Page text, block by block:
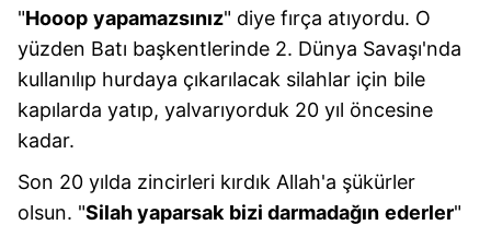
"Hooop yapamazsınız" diye fırça atıyordu. O
yüzden Batı başkentlerinde 2. Dünya Savaşı'nda
kullanılıp hurdaya çıkarılacak silahlar için bile
kapılarda yatıp, yalvarıyorduk 20 yıl öncesine
kadar.
Son 20 yılda zincirleri kırdık Allah'a şükürler
olsun. "Silah yaparsak bizi darmadağın ederler"